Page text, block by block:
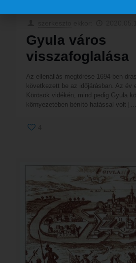
Gyula város
visszafoglalása
Az ellenállás megtörése 1694-ben
következett be az időjárásban. Az év
Körösök vidékén, mind pedig Gyula
környezetében bénító hatással volt […]